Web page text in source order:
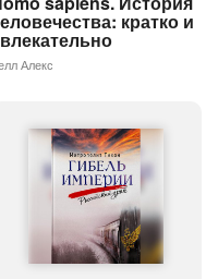
кратко и
Алекс